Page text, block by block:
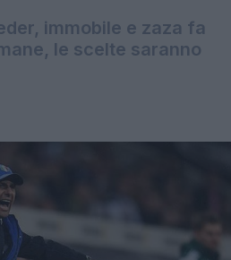
immobile e zaza fa
le scelte saranno